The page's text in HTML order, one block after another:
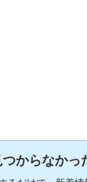
からなかっ